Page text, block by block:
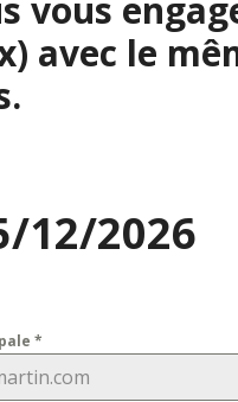
vous
avec le
12/2026
*